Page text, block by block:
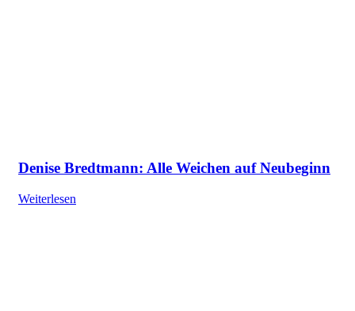
Denise Bredtmann: Alle Weichen auf Neubeginn
Weiterlesen